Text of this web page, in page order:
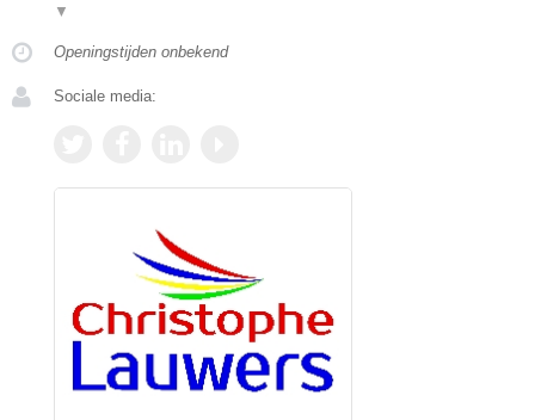
▼
Openingstijden onbekend
Sociale media: